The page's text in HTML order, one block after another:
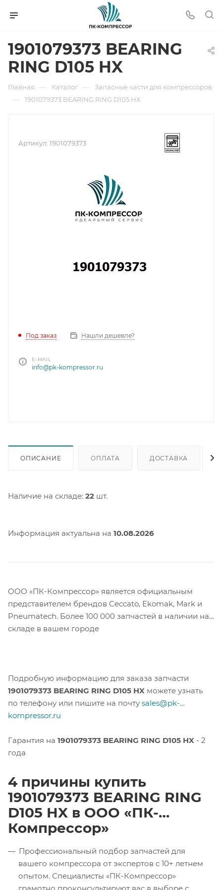
1901079373 BEARING
RING D105 HX
Главная — Каталог — Запасные части для компрессоров
— 1901079373 BEARING RING D105 HX
Артикул: 1901079373
Под заказ Нашли дешевле?
E-MAIL
info@pk-kompressor.ru
ОПИСАНИЕ ОПЛАТА ДОСТАВКА
Наличие на складе: 22 шт.
Информация актуальна на 10.08.2026
ООО «ПК-Компрессор» является официальным
представителем брендов Ceccato, Ekomak, Mark и
Pneumatech. Более 100 000 запчастей в наличии на
складе в вашем городе
Подробную информацию для заказа запчасти
1901079373 BEARING RING D105 HX можете узнать
по телефону или пишите на почту sales@pk-
kompressor.ru
Гарантия на 1901079373 BEARING RING D105 HX - 2
года
4 причины купить
1901079373 BEARING RING
D105 HX в ООО «ПК-
Компрессор»
Профессиональный подбор запчастей для
вашего компрессора от экспертов с 10+ летнем
опытом. Специалисты «ПК-Компрессор»